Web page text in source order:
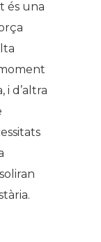
és una
i d’altra